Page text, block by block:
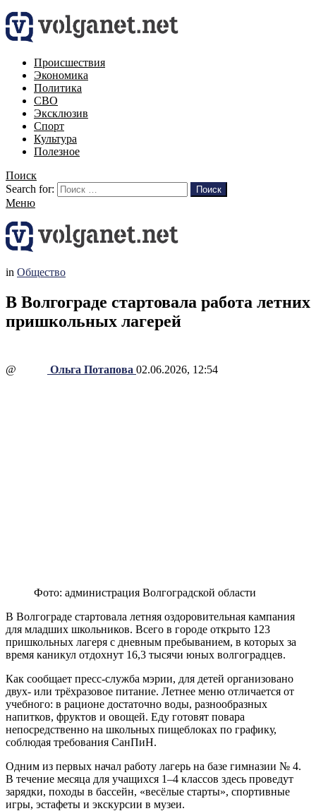
Происшествия
Экономика
Политика
СВО
Эксклюзив
Спорт
Культура
Полезное
Поиск
Search for:
Поиск
Меню
in Общество
В Волгограде стартовала работа летних
пришкольных лагерей
@ Ольга Потапова 02.06.2026, 12:54
Фото: администрация Волгоградской области
В Волгограде стартовала летняя оздоровительная кампания
для младших школьников. Всего в городе открыто 123
пришкольных лагеря с дневным пребыванием, в которых за
время каникул отдохнут 16,3 тысячи юных волгоградцев.
Как сообщает пресс-служба мэрии, для детей организовано
двух- или трёхразовое питание. Летнее меню отличается от
учебного: в рационе достаточно воды, разнообразных
напитков, фруктов и овощей. Еду готовят повара
непосредственно на школьных пищеблоках по графику,
соблюдая требования СанПиН.
Одним из первых начал работу лагерь на базе гимназии № 4.
В течение месяца для учащихся 1–4 классов здесь проведут
зарядки, походы в бассейн, «весёлые старты», спортивные
игры, эстафеты и экскурсии в музеи.